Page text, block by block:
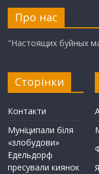
Про нас
"Настоящих буйных
Сторінки
Контакти
Муніципали біля
«злобудови»
Едельдорф
пресували киянок